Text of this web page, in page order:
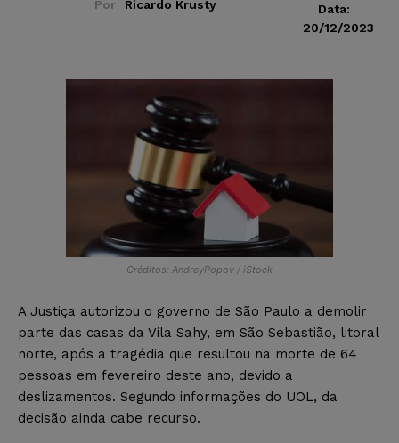
Por Ricardo Krusty
Data:
20/12/2023
Créditos: AndreyPopov / iStock
A Justiça autorizou o governo de São Paulo a demolir
parte das casas da Vila Sahy, em São Sebastião, litoral
norte, após a tragédia que resultou na morte de 64
pessoas em fevereiro deste ano, devido a
deslizamentos. Segundo informações do UOL, da
decisão ainda cabe recurso.